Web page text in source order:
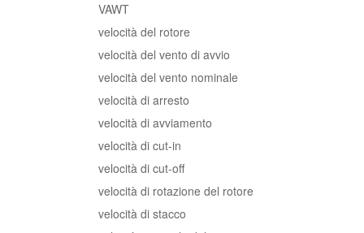
VAWT
velocità del rotore
velocità del vento di avvio
velocità del vento nominale
velocità di arresto
velocità di avviamento
velocità di cut-in
velocità di cut-off
velocità di rotazione del rotore
velocità di stacco